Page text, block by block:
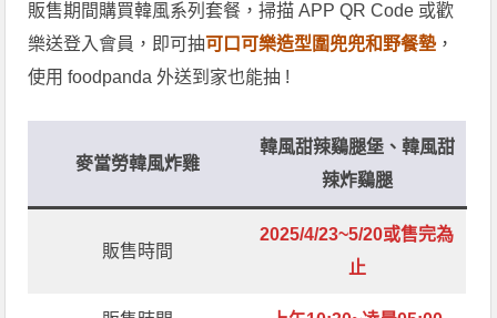
販售期間購買韓風系列套餐，掃描 APP QR Code 或歡
樂送登入會員，即可抽可口可樂造型圍兜兜和野餐墊，
使用 foodpanda 外送到家也能抽 !
麥當勞韓風炸雞
韓風甜辣鷄腿堡、韓風甜
辣炸鷄腿
販售時間
2025/4/23~5/20或售完為
止